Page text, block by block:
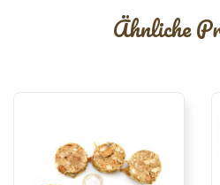
Ähnliche